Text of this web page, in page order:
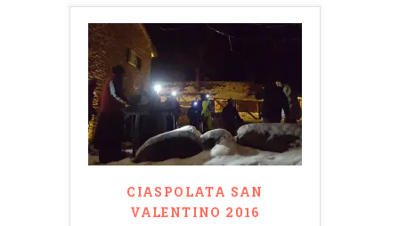
CIASPOLATA SAN
VALENTINO 2016